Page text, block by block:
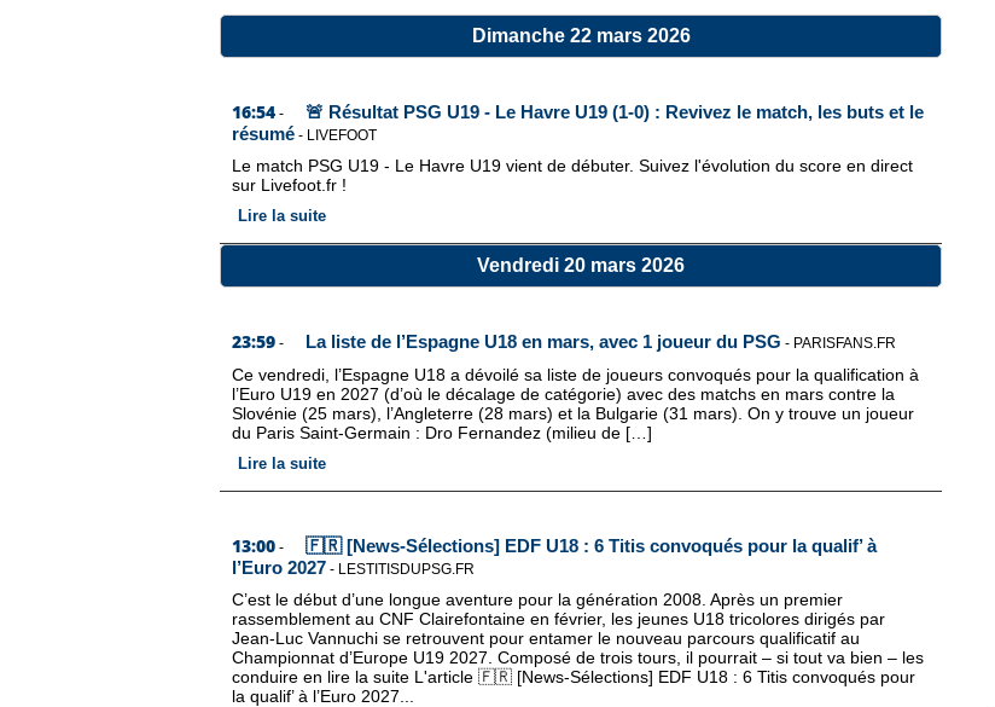
Dimanche 22 mars 2026
16:54 -
🚨 Résultat PSG U19 - Le Havre U19 (1-0) : Revivez le match, les buts et le
résumé - LIVEFOOT
Le match PSG U19 - Le Havre U19 vient de débuter. Suivez l'évolution du score en direct
sur Livefoot.fr !
Lire la suite
Vendredi 20 mars 2026
23:59 - La liste de l’Espagne U18 en mars, avec 1 joueur du PSG - PARISFANS.FR
Ce vendredi, l’Espagne U18 a dévoilé sa liste de joueurs convoqués pour la qualification à
l’Euro U19 en 2027 (d’où le décalage de catégorie) avec des matchs en mars contre la
Slovénie (25 mars), l’Angleterre (28 mars) et la Bulgarie (31 mars). On y trouve un joueur
du Paris Saint-Germain : Dro Fernandez (milieu de […]
Lire la suite
13:00 -
🇫🇷 [News-Sélections] EDF U18 : 6 Titis convoqués pour la qualif’ à
l’Euro 2027 - LESTITISDUPSG.FR
C’est le début d’une longue aventure pour la génération 2008. Après un premier
rassemblement au CNF Clairefontaine en février, les jeunes U18 tricolores dirigés par
Jean-Luc Vannuchi se retrouvent pour entamer le nouveau parcours qualificatif au
Championnat d’Europe U19 2027. Composé de trois tours, il pourrait – si tout va bien – les
conduire en lire la suite L'article 🇫🇷 [News-Sélections] EDF U18 : 6 Titis convoqués pour
la qualif’ à l’Euro 2027...